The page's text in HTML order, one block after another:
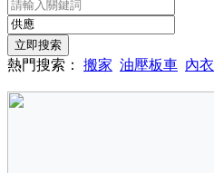
熱門搜索： 搬家 油壓板車 內衣